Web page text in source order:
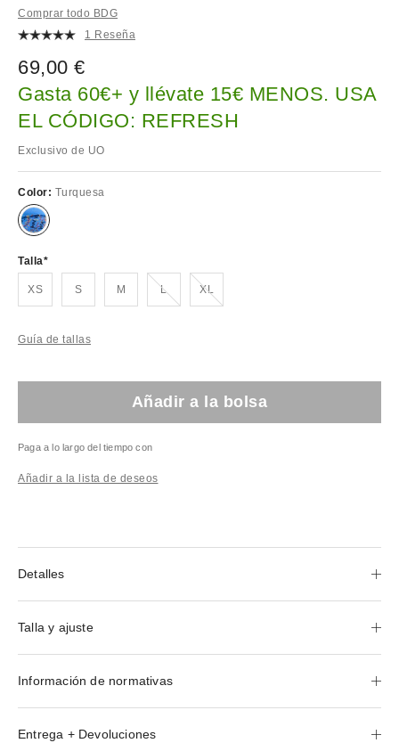
Comprar todo BDG
1 Reseña
69,00 €
Gasta 60€+ y llévate 15€ MENOS. USA
EL CÓDIGO: REFRESH
Exclusivo de UO
Color: Turquesa
Talla
XS S M L¡Agotado!
XL¡Agotado!
Guía de tallas
Añadir a la bolsa
Paga a lo largo del tiempo con
Añadir a la lista de deseos
Detalles
Talla y ajuste
Información de normativas
Entrega + Devoluciones